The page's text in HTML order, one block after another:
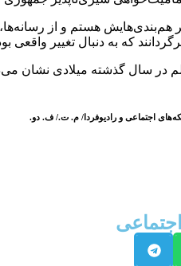
هم‌بندی‌هایش هستم و از
که به دنبال تغییر واقعی
اجتماعی و رادیوفردا/ م. ت./ ف. دو.